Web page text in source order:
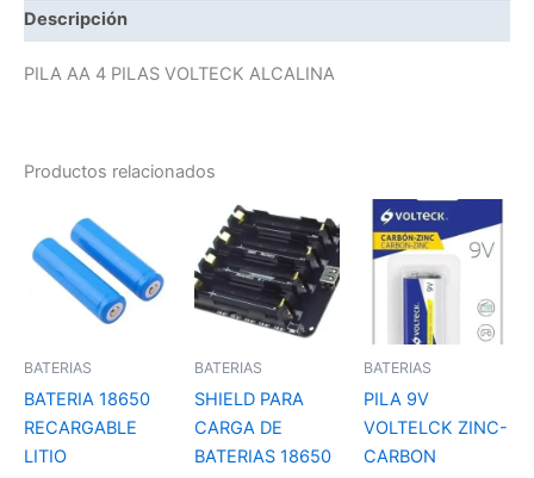
Descripción
PILA AA 4 PILAS VOLTECK ALCALINA
Productos relacionados
BATERIAS
BATERIA 18650
RECARGABLE
LITIO
BATERIAS
SHIELD PARA
CARGA DE
BATERIAS 18650
BATERIAS
PILA 9V
VOLTELCK ZINC-
CARBON